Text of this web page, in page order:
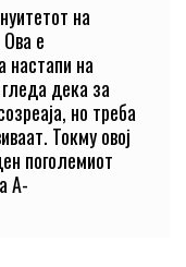
на
е
настапи на
дека за
но треба
Токму овој
поголемиот
А-